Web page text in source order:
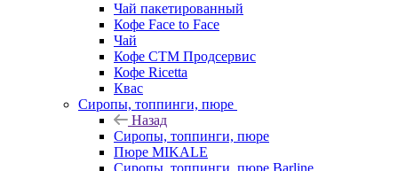
Чай пакетированный
Кофе Face to Face
Чай
Кофе СТМ Продсервис
Кофе Ricetta
Квас
Сиропы, топпинги, пюре
Назад
Сиропы, топпинги, пюре
Пюре MIKALE
Сиропы, топпинги, пюре Barline